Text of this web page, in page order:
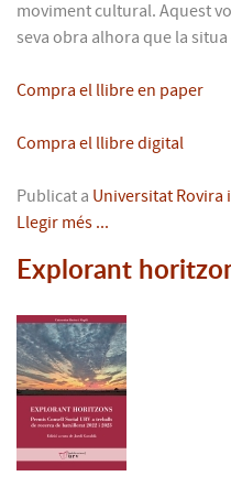
moviment cultural. Aquest
seva obra alhora que la
Compra el llibre en paper
Compra el llibre digital
Publicat a Universitat Rovira
Llegir més ...
Explorant